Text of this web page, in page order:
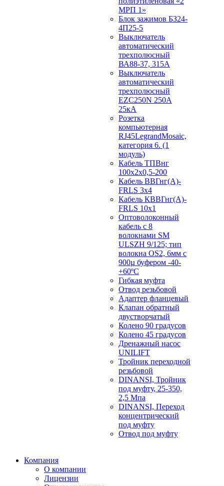
МРП 1»
Блок зажимов БЗ24-
4П25-5
Выключатель
автоматический
трехполюсный
ВА88-37, 315А
Выключатель
автоматический
трехполюсный
EZC250N 250А
25кА
Розетка
компьютерная
RJ45LegrandMosaic,
категория 6. (1
модуль)
Кабель ТПВнг
100х2х0,5-200
Кабель ВВГнг(А)-
FRLS 3х4
Кабель КВВГнг(А)-
FRLS 10х1
Оптоволоконный
кабель с 8
волокнами SM
ULSZH 9/125; тип
волокна OS2, 6мм с
900µ буфером -40-
+60ºC
Гибкая муфта
Отвод резьбовой
Адаптер фланцевый
Клапан обратный
двустворчатый
Колено 90 градусов
Колено 45 градусов
Дренажный насос
UNILIFT
Тройник переходной
резьбовой
DINANSI, Тройник
под муфту, 25-350,
2,5 Мпа
DINANSI, Переход
концентрический
под муфту
Отвод под муфту
Компания
О компании
Лицензии